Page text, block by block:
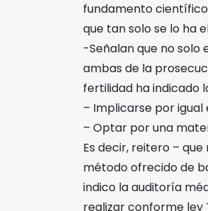
fundamento
que tan solo se lo ha
-Señalan que no
ambas de la
fertilidad ha indicado
– Implicarse por igual
– Optar por una
Es decir, reitero –
método ofrecido de
indico la auditoría
realizar conforme ley